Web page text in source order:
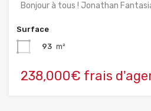
Bonjour à tous ! Jonathan
Surface
93 m²
238,000€ frais